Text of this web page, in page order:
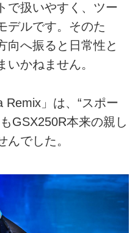
で扱いやすく、ツー
デルです。そのた
向へ振ると日常性と
かねません。
Remix」は、“スポー
GSX250R本来の親し
でした。